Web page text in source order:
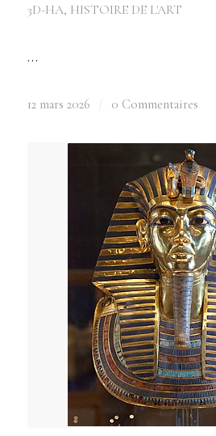
3D-HA, HISTOIRE DE L'ART
…
12 mars 2026 0 Commentaires